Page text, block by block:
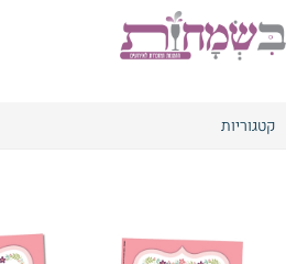
קטגוריות
הזמנות לחתונה